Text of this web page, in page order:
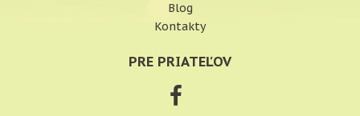
Blog
Kontakty
PRE PRIATEĽOV